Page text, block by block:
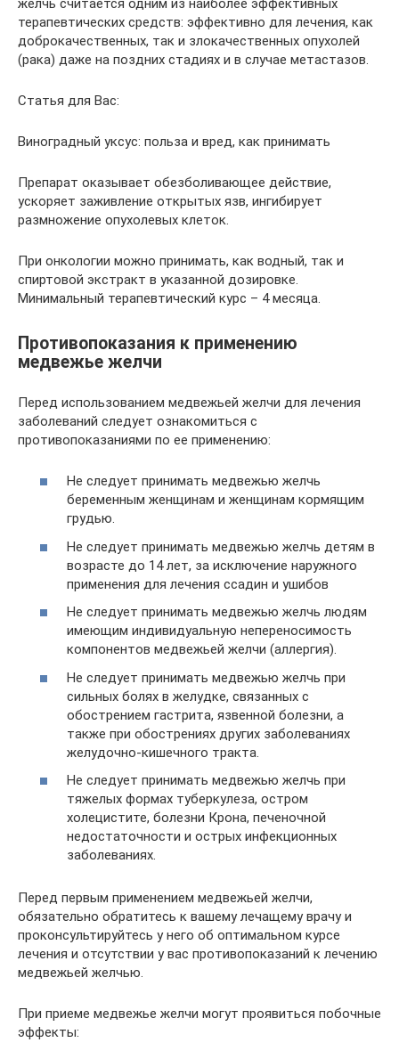
терапевтических средств: эффективно для лечения, как
доброкачественных, так и злокачественных опухолей
(рака) даже на поздних стадиях и в случае метастазов.
Статья для Вас:
Виноградный уксус: польза и вред, как принимать
Препарат оказывает обезболивающее действие,
ускоряет заживление открытых язв, ингибирует
размножение опухолевых клеток.
При онкологии можно принимать, как водный, так и
спиртовой экстракт в указанной дозировке.
Минимальный терапевтический курс – 4 месяца.
Противопоказания к применению
медвежье желчи
Перед использованием медвежьей желчи для лечения
заболеваний следует ознакомиться с
противопоказаниями по ее применению:
Не следует принимать медвежью желчь
беременным женщинам и женщинам кормящим
грудью.
Не следует принимать медвежью желчь детям в
возрасте до 14 лет, за исключение наружного
применения для лечения ссадин и ушибов
Не следует принимать медвежью желчь людям
имеющим индивидуальную непереносимость
компонентов медвежьей желчи (аллергия).
Не следует принимать медвежью желчь при
сильных болях в желудке, связанных с
обострением гастрита, язвенной болезни, а
также при обострениях других заболеваниях
желудочно-кишечного тракта.
Не следует принимать медвежью желчь при
тяжелых формах туберкулеза, остром
холецистите, болезни Крона, печеночной
недостаточности и острых инфекционных
заболеваниях.
Перед первым применением медвежьей желчи,
обязательно обратитесь к вашему лечащему врачу и
проконсультируйтесь у него об оптимальном курсе
лечения и отсутствии у вас противопоказаний к лечению
медвежьей желчью.
При приеме медвежье желчи могут проявиться побочные
эффекты: